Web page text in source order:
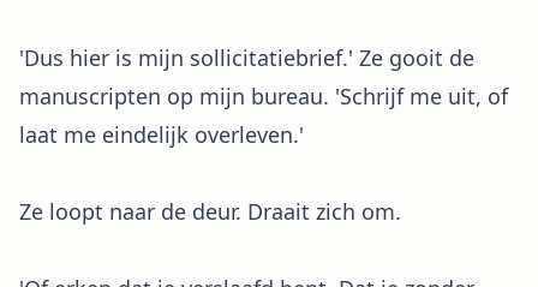
'Dus hier is mijn sollicitatiebrief.' Ze gooit de
manuscripten op mijn bureau. 'Schrijf me uit, of
laat me eindelijk overleven.'
Ze loopt naar de deur. Draait zich om.